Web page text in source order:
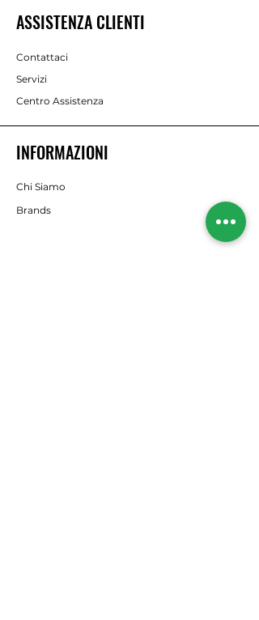
ASSISTENZA CLIENTI
Contattaci
Servizi
Centro Assistenza
INFORMAZIONI
Chi Siamo
Brands